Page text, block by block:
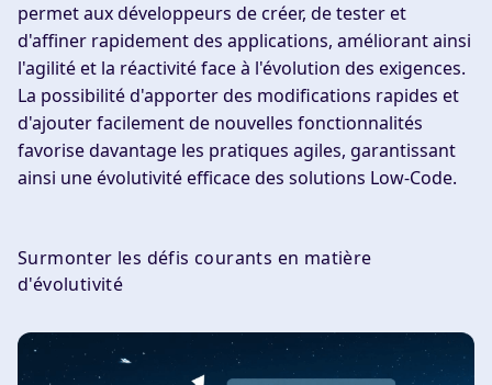
permet aux développeurs de créer, de tester et
d'affiner rapidement des applications, améliorant ainsi
l'agilité et la réactivité face à l'évolution des exigences.
La possibilité d'apporter des modifications rapides et
d'ajouter facilement de nouvelles fonctionnalités
favorise davantage les pratiques agiles, garantissant
ainsi une évolutivité efficace des solutions Low-Code.
Surmonter les défis courants en matière
d'évolutivité